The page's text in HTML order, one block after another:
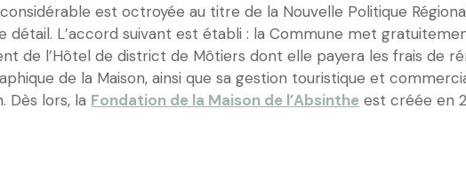
est octroyée au titre de la Nouvelle Politique
détail. L’accord suivant est établi : la Commune met
de l’Hôtel de district de Môtiers dont elle payera les frais de
de la Maison, ainsi que sa gestion touristique et
Dès lors, la Fondation de la Maison de l’Absinthe est créée en